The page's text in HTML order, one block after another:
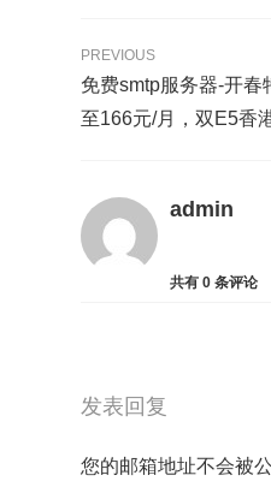
PREVIOUS
免费smtp服务器-开
至166元/月，双E5香
admin
共有 0 条评论
发表回复
您的邮箱地址不会被公